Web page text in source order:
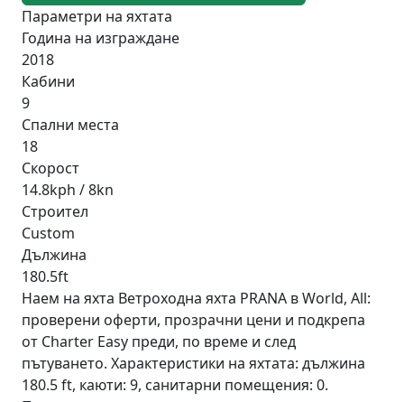
Параметри на яхтата
Година на изграждане
2018
Кабини
9
Спални места
18
Скорост
14.8kph / 8kn
Строител
Custom
Дължина
180.5ft
Наем на яхта Ветроходна яхта PRANA в World, All:
проверени оферти, прозрачни цени и подкрепа
от Charter Easy преди, по време и след
пътуването. Характеристики на яхтата: дължина
180.5 ft, каюти: 9, санитарни помещения: 0.